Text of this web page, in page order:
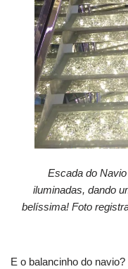
Escada do
iluminadas, dando
belíssima! Foto
E o balancinho do